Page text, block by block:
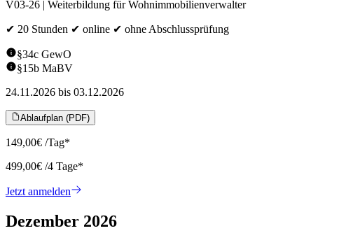
V03-26 | Weiterbildung für Wohnimmobilienverwalter
✔ 20 Stunden ✔ online ✔ ohne Abschlussprüfung
§34c GewO
§15b MaBV
24.11.2026 bis 03.12.2026
Ablaufplan (PDF)
149,00€ /Tag*
499,00€ /4 Tage*
Jetzt anmelden
Dezember 2026